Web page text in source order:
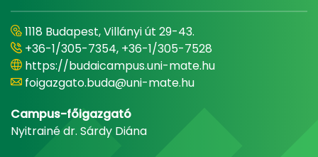
1118 Budapest, Villányi út 29-43.
+36-1/305-7354, +36-1/305-7528
https://budaicampus.uni-mate.hu
foigazgato.buda@uni-mate.hu
Campus-főigazgató
Nyitrainé dr. Sárdy Diána